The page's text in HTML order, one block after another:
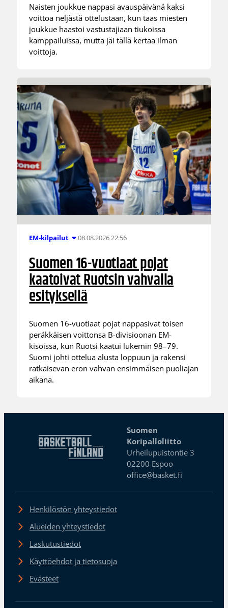
Naisten joukkue nappasi avauspäivänä kaksi
voittoa neljästä ottelustaan, kun taas miesten
joukkue haastoi vastustajiaan tiukoissa
kamppailuissa, mutta jäi tällä kertaa ilman
voittoja.
EM-kilpailut 08.08.2026 22:56
Suomen 16-vuotiaat pojat
kaatoivat Ruotsin vahvalla
esityksellä
Suomen 16-vuotiaat pojat nappasivat toisen
peräkkäisen voittonsa B-divisioonan EM-
kisoissa, kun Ruotsi kaatui lukemin 98–79.
Suomi johti ottelua alusta loppuun ja rakensi
ratkaisevan eron vahvan ensimmäisen puoliajan
aikana.
Suomen
Koripalloliitto
Urheilupuistontie 3
02200 Espoo
office@basket.fi
Henkilöstön yhteystiedot
Alueiden yhteystiedot
Laskutustiedot
Käyttöehdot ja tietosuoja
Evästeet